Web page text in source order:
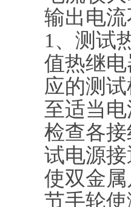
输出电
1、测
值热继
应的测
至适当
检查各
试电源
使双金
节手轮